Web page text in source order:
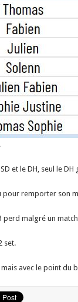
et le DH, seul le DH
pour remporter son
perd malgré un
set.
avec le point du